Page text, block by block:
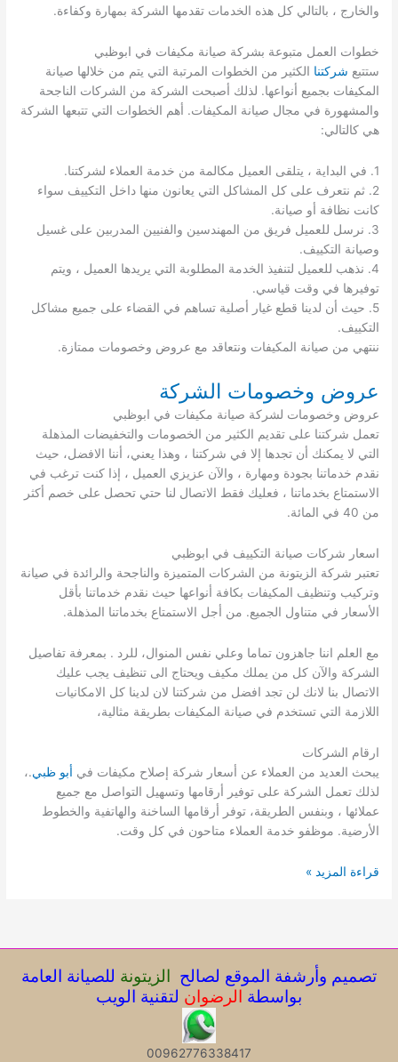
والخارج ، بالتالي كل هذه الخدمات تقدمها الشركة بمهارة وكفاءة.
خطوات العمل متبوعة بشركة صيانة مكيفات في ابوظبي
ستتبع شركتنا الكثير من الخطوات المرتبة التي يتم من خلالها صيانة
المكيفات بجميع أنواعها. لذلك أصبحت الشركة من الشركات الناجحة
والمشهورة في مجال صيانة المكيفات. أهم الخطوات التي تتبعها الشركة
هي كالتالي:
1. في البداية ، يتلقى العميل مكالمة من خدمة العملاء لشركتنا.
2. ثم نتعرف على كل المشاكل التي يعانون منها داخل التكييف سواء
كانت نظافة أو صيانة.
3. نرسل للعميل فريق من المهندسين والفنيين المدربين على غسيل
وصيانة التكييف.
4. نذهب للعميل لتنفيذ الخدمة المطلوبة التي يريدها العميل ، ويتم
توفيرها في وقت قياسي.
5. حيث أن لدينا قطع غيار أصلية تساهم في القضاء على جميع مشاكل
التكييف.
ننتهي من صيانة المكيفات ونتعاقد مع عروض وخصومات ممتازة.
عروض وخصومات الشركة
عروض وخصومات لشركة صيانة مكيفات في ابوظبي
تعمل شركتنا على تقديم الكثير من الخصومات والتخفيضات المذهلة
التي لا يمكنك أن تجدها إلا في شركتنا ، وهذا يعني، أننا الافضل، حيث
نقدم خدماتنا بجودة ومهارة ، والآن عزيزي العميل ، إذا كنت ترغب في
الاستمتاع بخدماتنا ، فعليك فقط الاتصال لنا حتي تحصل على خصم أكثر
من 40 في المائة.
اسعار شركات صيانة التكييف في ابوظبي
تعتبر شركة الزيتونة من الشركات المتميزة والناجحة والرائدة في صيانة
وتركيب وتنظيف المكيفات بكافة أنواعها حيث نقدم خدماتنا بأقل
الأسعار في متناول الجميع. من أجل الاستمتاع بخدماتنا المذهلة.
مع العلم اننا جاهزون تماما وعلي نفس المنوال، للرد . بمعرفة تفاصيل
الشركة والآن كل من يملك مكيف ويحتاج الى تنظيف يجب عليك
الاتصال بنا لانك لن تجد افضل من شركتنا لان لدينا كل الامكانيات
اللازمة التي تستخدم في صيانة المكيفات بطريقة مثالية،
ارقام الشركات
يبحث العديد من العملاء عن أسعار شركة إصلاح مكيفات في أبو ظبي.،
لذلك تعمل الشركة على توفير أرقامها وتسهيل التواصل مع جميع
عملائها ، وبنفس الطريقة، توفر أرقامها الساخنة والهاتفية والخطوط
الأرضية. موظفو خدمة العملاء متاحون في كل وقت.
صيانة
للإيجــــار
مكيفات
قراءة المزيد »
تصميم وأرشفة الموقع لصالح الزيتونة للصيانة العامة
بواسطة الرضوان لتقنية الويب
00962776338417